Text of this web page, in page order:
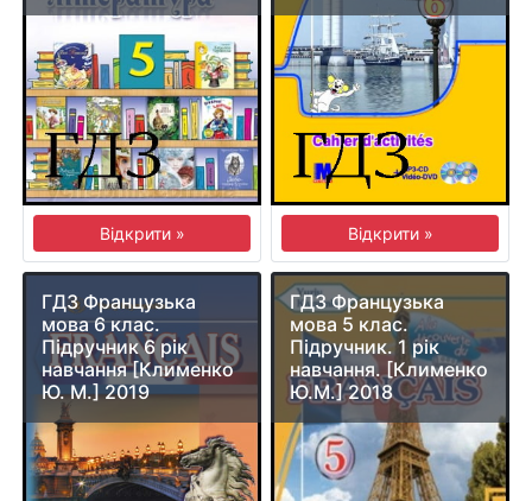
Відкрити » Відкрити »
ГДЗ Французька
мова 6 клас.
Підручник 6 рік
навчання [Клименко
Ю. М.] 2019
ГДЗ Французька
мова 5 клас.
Підручник. 1 рік
навчання. [Клименко
Ю.М.] 2018